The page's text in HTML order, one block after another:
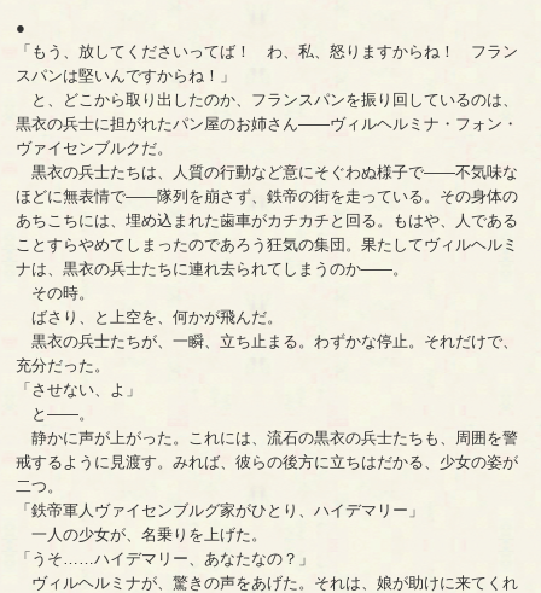
●
「もう、放してくださいってば！ わ、私、怒りますからね！ フラン
スパンは堅いんですからね！」
と、どこから取り出したのか、フランスパンを振り回しているのは、
黒衣の兵士に担がれたパン屋のお姉さん――ヴィルヘルミナ・フォン・
ヴァイセンブルクだ。
黒衣の兵士たちは、人質の行動など意にそぐわぬ様子で――不気味な
ほどに無表情で――隊列を崩さず、鉄帝の街を走っている。その身体の
あちこちには、埋め込まれた歯車がカチカチと回る。もはや、人である
ことすらやめてしまったのであろう狂気の集団。果たしてヴィルヘルミ
ナは、黒衣の兵士たちに連れ去られてしまうのか――。
その時。
ばさり、と上空を、何かが飛んだ。
黒衣の兵士たちが、一瞬、立ち止まる。わずかな停止。それだけで、
充分だった。
「させない、よ」
と――。
静かに声が上がった。これには、流石の黒衣の兵士たちも、周囲を警
戒するように見渡す。みれば、彼らの後方に立ちはだかる、少女の姿が
二つ。
「鉄帝軍人ヴァイセンブルグ家がひとり、ハイデマリー」
一人の少女が、名乗りを上げた。
「うそ……ハイデマリー、あなたなの？」
ヴィルヘルミナが、驚きの声をあげた。それは、娘が助けに来てくれ